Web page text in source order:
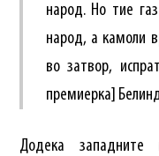
народ. Но тие
народ, а камоли
во затвор,
премиерка]
Додека